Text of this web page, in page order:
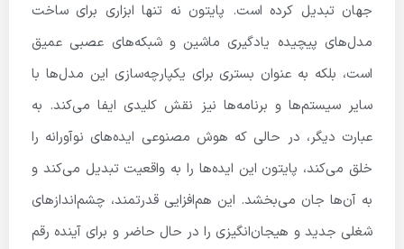
جهان تبدیل کرده است. پایتون نه تنها ابزاری برای ساخت
مدل‌های پیچیده یادگیری ماشین و شبکه‌های عصبی عمیق
است، بلکه به عنوان بستری برای یکپارچه‌سازی این مدل‌ها با
سایر سیستم‌ها و برنامه‌ها نیز نقش کلیدی ایفا می‌کند. به
عبارت دیگر، در حالی که هوش مصنوعی ایده‌های نوآورانه را
خلق می‌کند، پایتون این ایده‌ها را به واقعیت تبدیل می‌کند و
به آن‌ها جان می‌بخشد. این هم‌افزایی قدرتمند، چشم‌اندازهای
شغلی جدید و هیجان‌انگیزی را در حال حاضر و برای آینده رقم